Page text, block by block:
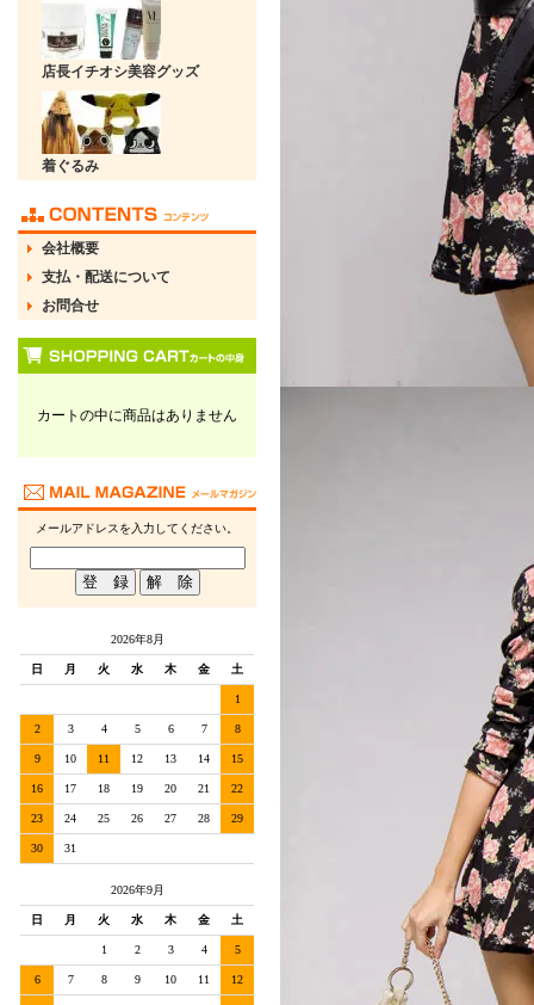
店長イチオシ美容グッズ
着ぐるみ
会社概要
支払・配送について
お問合せ
カートの中に商品はありません
メールアドレスを入力してください。
2026年8月
日 月 火 水 木 金 土
1
2 3 4 5 6 7 8
9 10 11 12 13 14 15
16 17 18 19 20 21 22
23 24 25 26 27 28 29
30 31
2026年9月
日 月 火 水 木 金 土
1 2 3 4 5
6 7 8 9 10 11 12